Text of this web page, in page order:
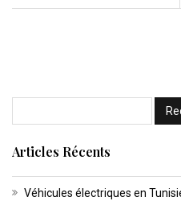
Articles Récents
Véhicules électriques en